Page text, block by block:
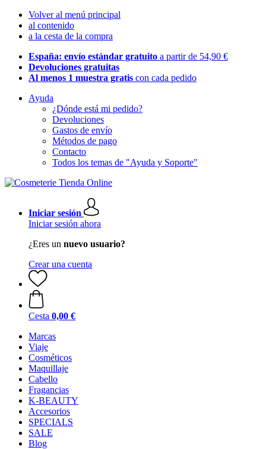
Volver al menú principal
al contenido
a la cesta de la compra
España: envío estándar gratuito a partir de 54,90 €
Devoluciones gratuitas
Al menos 1 muestra gratis con cada pedido
Ayuda
¿Dónde está mi pedido?
Devoluciones
Gastos de envío
Métodos de pago
Contacto
Todos los temas de "Ayuda y Soporte"
Iniciar sesión
Iniciar sesión ahora
¿Eres un nuevo usuario?
Crear una cuenta
Cesta 0,00 €
Marcas
Viaje
Cosméticos
Maquillaje
Cabello
Fragancias
K-BEAUTY
Accesorios
SPECIALS
SALE
Blog